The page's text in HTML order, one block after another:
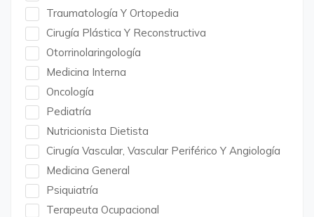
Traumatología Y Ortopedia
Cirugía Plástica Y Reconstructiva
Otorrinolaringología
Medicina Interna
Oncología
Pediatría
Nutricionista Dietista
Cirugía Vascular, Vascular Periférico Y Angiología
Medicina General
Psiquiatría
Terapeuta Ocupacional